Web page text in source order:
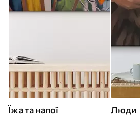
Їжа та напої Люди